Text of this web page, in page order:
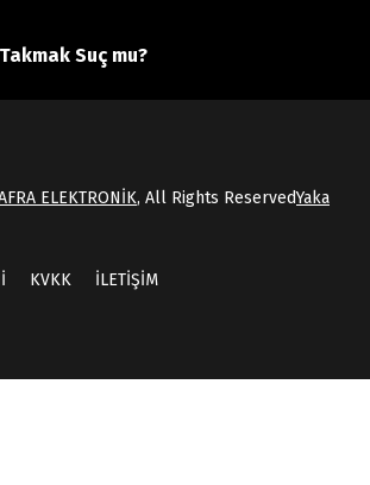
Suç mu?
ELEKTRONİK, All Rights ReservedYaka
KVKK İLETİŞİM